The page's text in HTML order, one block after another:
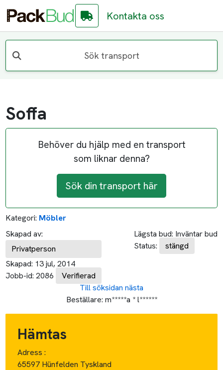
Kontakta oss
Sök transport
Soffa
Behöver du hjälp med en transport
som liknar denna?
Sök din transport här
Kategori: Möbler
Skapad av:
Privatperson
Skapad: 13 jul, 2014
Jobb-id: 2086 Verifierad
Lägsta bud: Inväntar bud
Status:
stängd
Till söksidan nästa
Beställare: m*****a * l******
Hämtas
Adress :
65597 Hünfelden Tyskland